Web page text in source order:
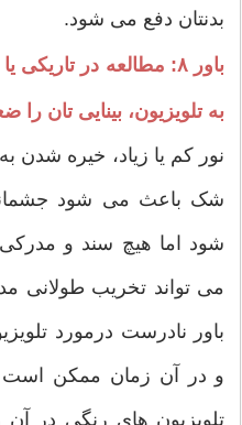
بدنتان دفع می شود.
باور ۸: مطالعه در
به تلویزیون، بینایی تان
نور کم یا زیاد، خیره شدن
شک باعث می شود
شود اما هیچ سند و مدرکی
می تواند تخریب طولانی
باور نادرست درمورد
و در آن زمان ممکن است
تلویزیون های رنگی در